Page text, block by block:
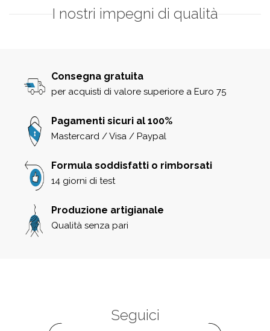
I nostri impegni di qualità
Consegna gratuita
per acquisti di valore superiore a Euro 75
Pagamenti sicuri al 100%
Mastercard / Visa / Paypal
Formula soddisfatti o rimborsati
14 giorni di test
Produzione artigianale
Qualità senza pari
Seguici